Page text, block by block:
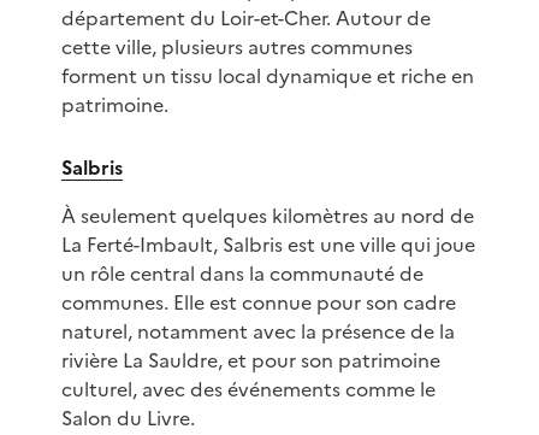
département du Loir-et-Cher. Autour de
cette ville, plusieurs autres communes
forment un tissu local dynamique et riche en
patrimoine.
Salbris
À seulement quelques kilomètres au nord de
La Ferté-Imbault, Salbris est une ville qui joue
un rôle central dans la communauté de
communes. Elle est connue pour son cadre
naturel, notamment avec la présence de la
rivière La Sauldre, et pour son patrimoine
culturel, avec des événements comme le
Salon du Livre.